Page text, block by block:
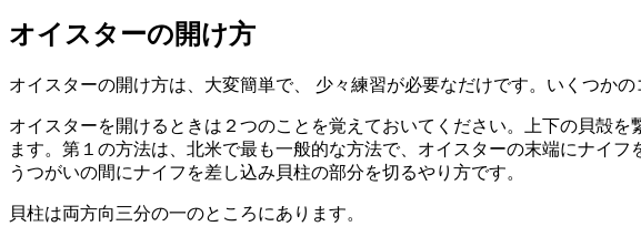
オイスターの開け方
オイスターの開け方は、大変簡単で、 少々練習が必要なだけです。いくつかの
オイスターを開けるときは２つのことを覚えておいてください。上下の貝殻
ます。第１の方法は、北米で最も一般的な方法で、オイスターの末端にナイ
うつがいの間にナイフを差し込み貝柱の部分を切るやり方です。
貝柱は両方向三分の一のところにあります。